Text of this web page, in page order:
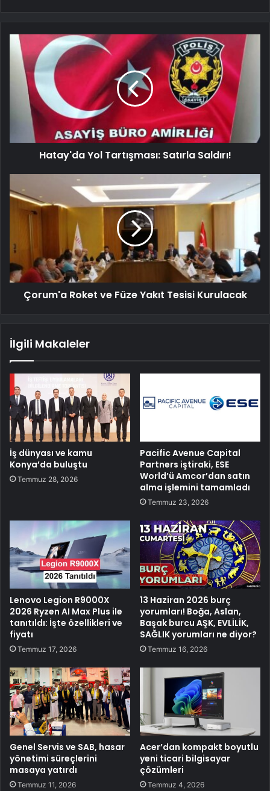
Hatay'da Yol Tartışması: Satırla Saldırı!
Çorum'a Roket ve Füze Yakıt Tesisi Kurulacak
İlgili Makaleler
İş dünyası ve kamu
Konya’da buluştu
Temmuz 28, 2026
Pacific Avenue Capital
Partners iştiraki, ESE
World’ü Amcor’dan satın
alma işlemini tamamladı
Temmuz 23, 2026
Lenovo Legion R9000X
2026 Ryzen AI Max Plus ile
tanıtıldı: İşte özellikleri ve
fiyatı
Temmuz 17, 2026
13 Haziran 2026 burç
yorumları! Boğa, Aslan,
Başak burcu AŞK, EVLİLİK,
SAĞLIK yorumları ne diyor?
Temmuz 16, 2026
Genel Servis ve SAB, hasar
yönetimi süreçlerini
masaya yatırdı
Temmuz 11, 2026
Acer’dan kompakt boyutlu
yeni ticari bilgisayar
çözümleri
Temmuz 4, 2026